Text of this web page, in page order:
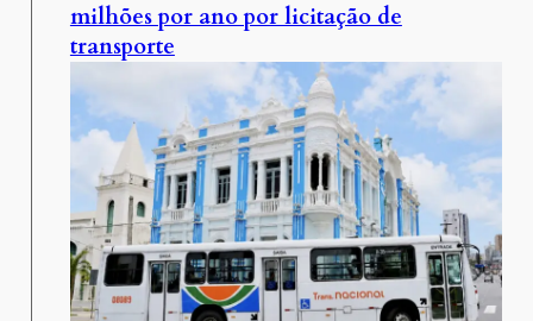
milhões por ano por licitação de
transporte